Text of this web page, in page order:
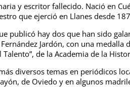
y escritor fallecido. Nació en
que ejerció en Llanes desde
publicó hay dos que han sido
Jardón, con una
Talento”, de la Academia de la
diversos temas en periódicos
de Oviedo y en algunos